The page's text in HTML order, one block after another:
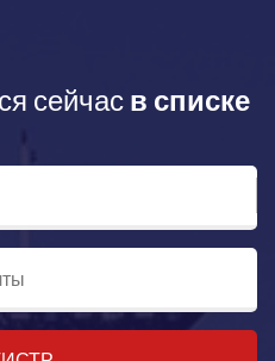
сейчас в списке